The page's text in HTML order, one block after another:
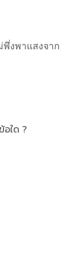
พึ่งพาแสงจาก
อใด ?